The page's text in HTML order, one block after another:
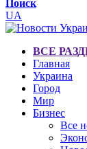
Поиск
UA
ВСЕ
Главная
Украина
Город
Мир
Бизнес
Все